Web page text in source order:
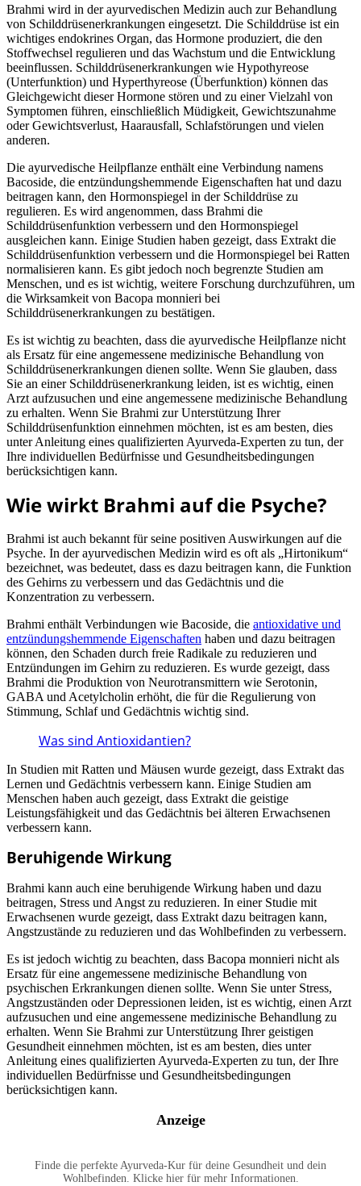
Brahmi wird in der ayurvedischen Medizin auch zur Behandlung
von Schilddrüsenerkrankungen eingesetzt. Die Schilddrüse ist ein
wichtiges endokrines Organ, das Hormone produziert, die den
Stoffwechsel regulieren und das Wachstum und die Entwicklung
beeinflussen. Schilddrüsenerkrankungen wie Hypothyreose
(Unterfunktion) und Hyperthyreose (Überfunktion) können das
Gleichgewicht dieser Hormone stören und zu einer Vielzahl von
Symptomen führen, einschließlich Müdigkeit, Gewichtszunahme
oder Gewichtsverlust, Haarausfall, Schlafstörungen und vielen
anderen.
Die ayurvedische Heilpflanze enthält eine Verbindung namens
Bacoside, die entzündungshemmende Eigenschaften hat und dazu
beitragen kann, den Hormonspiegel in der Schilddrüse zu
regulieren. Es wird angenommen, dass Brahmi die
Schilddrüsenfunktion verbessern und den Hormonspiegel
ausgleichen kann. Einige Studien haben gezeigt, dass Extrakt die
Schilddrüsenfunktion verbessern und die Hormonspiegel bei Ratten
normalisieren kann. Es gibt jedoch noch begrenzte Studien am
Menschen, und es ist wichtig, weitere Forschung durchzuführen, um
die Wirksamkeit von Bacopa monnieri bei
Schilddrüsenerkrankungen zu bestätigen.
Es ist wichtig zu beachten, dass die ayurvedische Heilpflanze nicht
als Ersatz für eine angemessene medizinische Behandlung von
Schilddrüsenerkrankungen dienen sollte. Wenn Sie glauben, dass
Sie an einer Schilddrüsenerkrankung leiden, ist es wichtig, einen
Arzt aufzusuchen und eine angemessene medizinische Behandlung
zu erhalten. Wenn Sie Brahmi zur Unterstützung Ihrer
Schilddrüsenfunktion einnehmen möchten, ist es am besten, dies
unter Anleitung eines qualifizierten Ayurveda-Experten zu tun, der
Ihre individuellen Bedürfnisse und Gesundheitsbedingungen
berücksichtigen kann.
Wie wirkt Brahmi auf die Psyche?
Brahmi ist auch bekannt für seine positiven Auswirkungen auf die
Psyche. In der ayurvedischen Medizin wird es oft als „Hirtonikum“
bezeichnet, was bedeutet, dass es dazu beitragen kann, die Funktion
des Gehirns zu verbessern und das Gedächtnis und die
Konzentration zu verbessern.
Brahmi enthält Verbindungen wie Bacoside, die antioxidative und
entzündungshemmende Eigenschaften haben und dazu beitragen
können, den Schaden durch freie Radikale zu reduzieren und
Entzündungen im Gehirn zu reduzieren. Es wurde gezeigt, dass
Brahmi die Produktion von Neurotransmittern wie Serotonin,
GABA und Acetylcholin erhöht, die für die Regulierung von
Stimmung, Schlaf und Gedächtnis wichtig sind.
Was sind Antioxidantien?
In Studien mit Ratten und Mäusen wurde gezeigt, dass Extrakt das
Lernen und Gedächtnis verbessern kann. Einige Studien am
Menschen haben auch gezeigt, dass Extrakt die geistige
Leistungsfähigkeit und das Gedächtnis bei älteren Erwachsenen
verbessern kann.
Beruhigende Wirkung
Brahmi kann auch eine beruhigende Wirkung haben und dazu
beitragen, Stress und Angst zu reduzieren. In einer Studie mit
Erwachsenen wurde gezeigt, dass Extrakt dazu beitragen kann,
Angstzustände zu reduzieren und das Wohlbefinden zu verbessern.
Es ist jedoch wichtig zu beachten, dass Bacopa monnieri nicht als
Ersatz für eine angemessene medizinische Behandlung von
psychischen Erkrankungen dienen sollte. Wenn Sie unter Stress,
Angstzuständen oder Depressionen leiden, ist es wichtig, einen Arzt
aufzusuchen und eine angemessene medizinische Behandlung zu
erhalten. Wenn Sie Brahmi zur Unterstützung Ihrer geistigen
Gesundheit einnehmen möchten, ist es am besten, dies unter
Anleitung eines qualifizierten Ayurveda-Experten zu tun, der Ihre
individuellen Bedürfnisse und Gesundheitsbedingungen
berücksichtigen kann.
Anzeige
Finde die perfekte Ayurveda-Kur für deine Gesundheit und dein
Wohlbefinden. Klicke hier für mehr Informationen.